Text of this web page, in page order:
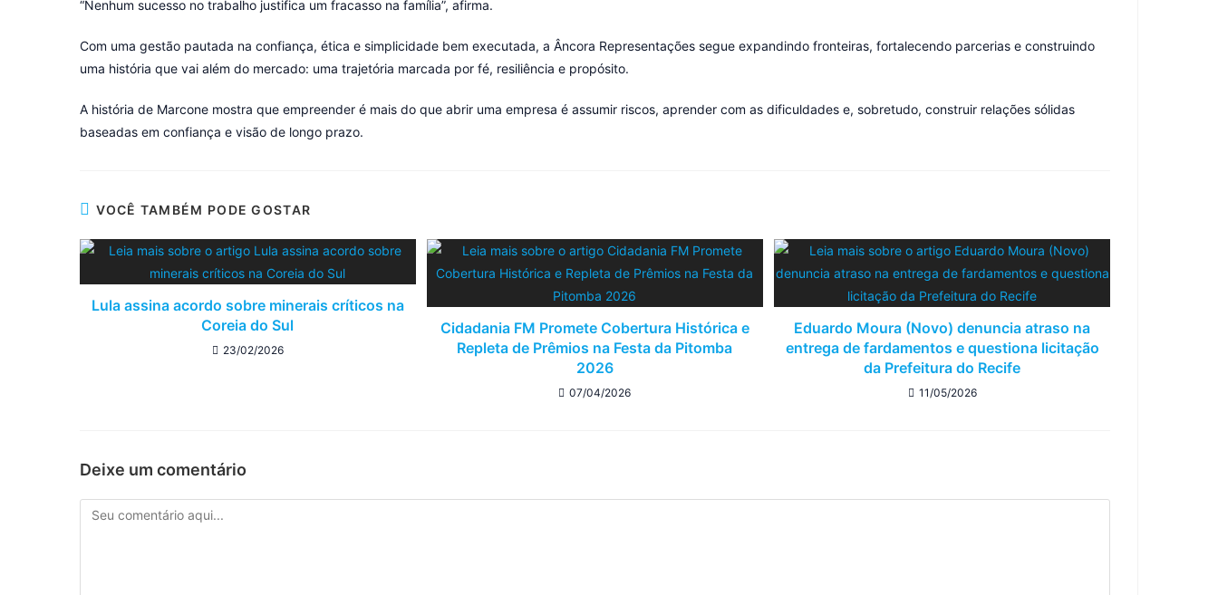
“Nenhum sucesso no trabalho justifica um fracasso na família”, afirma.
Com uma gestão pautada na confiança, ética e simplicidade bem executada, a Âncora Representações segue expandindo fronteiras, fortalecendo parcerias e construindo
uma história que vai além do mercado: uma trajetória marcada por fé, resiliência e propósito.
A história de Marcone mostra que empreender é mais do que abrir uma empresa é assumir riscos, aprender com as dificuldades e, sobretudo, construir relações sólidas
baseadas em confiança e visão de longo prazo.
VOCÊ TAMBÉM PODE GOSTAR
Lula assina acordo sobre minerais críticos na
Coreia do Sul
23/02/2026
Cidadania FM Promete Cobertura Histórica e
Repleta de Prêmios na Festa da Pitomba
2026
07/04/2026
Eduardo Moura (Novo) denuncia atraso na
entrega de fardamentos e questiona licitação
da Prefeitura do Recife
11/05/2026
Deixe um comentário